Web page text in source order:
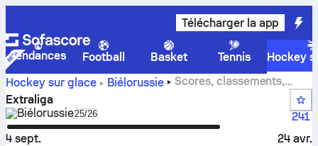
Télécharger la app
Tendances Football Basket Tennis
Hockey
Hockey sur glace
Biélorussie
Scores, classements,
équipes, calendrier et statistiques de Extraliga
Extraliga
BiélorussieSelect season in unique tournament header
25/26
241
4 sept.
24 avr.